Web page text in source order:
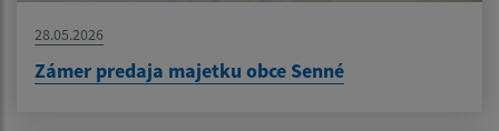
28.05.2026
Zámer predaja majetku obce Senné